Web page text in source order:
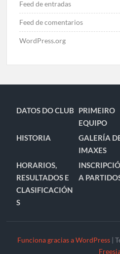
Feed de entradas
Feed de comentarios
WordPress.org
DATOS DO CLUB
PRIMEIRO
EQUIPO
HISTORIA
GALERÍA
IMAXES
HORARIOS,
RESULTADOS E
CLASIFICACIÓN
S
A
Funciona gracias a WordPress |